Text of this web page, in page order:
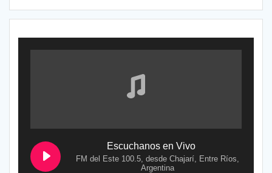
Escuchanos en Vivo
FM del Este 100.5, desde Chajarí, Entre Ríos,
Argentina